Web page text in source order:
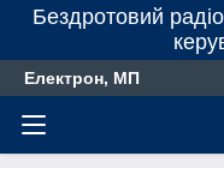
Бездротовий
Електрон, МП